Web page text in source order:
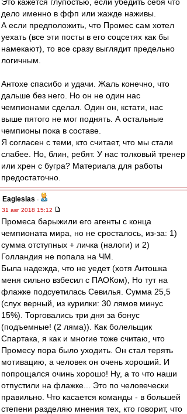
дело именно в ффп или жажде наживы.
А если предположить, что Промес сам хотел
уехать (все эти посты в его соцсетях как бы
намекают), то все сразу выглядит предельно
логичным.
Антохе спасибо и удачи. Жаль конечно, что
дальше без него. Но он не один нас
чемпионами сделал. Один он, кстати, нас
выше пятого не мог поднять. А остальные
чемпионы пока в составе.
Я согласен с теми, кто считает, что мы стали
слабее. Но, блин, ребят. У нас толковый тренер
или хрен с бугра? Материала для работы
предостаточно.
Eaglesias -
31 авг 2018 15:12
Промеса барыжили его агенты с конца
чемпионата мира, но не сросталось, из-за: 1)
сумма отступных + личка (налоги) и 2)
Голландия не попала на ЧМ.
Была надежда, что не уедет (хотя Антошка
меня сильно взбесил с ПАОКом), Но тут на
флажке подсуетилась Севилья. Сумма 25,5
(слух верный, из курилки: 30 лямов минус
15%). Торговались три дня за бонус
(подъемные! (2 ляма)). Как болельщик
Спартака, я как и многие тоже считаю, что
Промесу пора было уходить. Он стал терять
мотивацию, а человек он очень хороший. И
попрощался очинь хорошо! Ну, а то что наши
отпустили на флажке... Это по человечески
правильно. Что касается команды - в большей
степени разделяю мнения тех, кто говорит, что